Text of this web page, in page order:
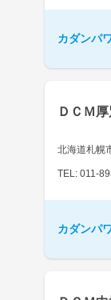
カダンパ
ＤＣＭ
北海道札幌
TEL: 011-
カダンパ